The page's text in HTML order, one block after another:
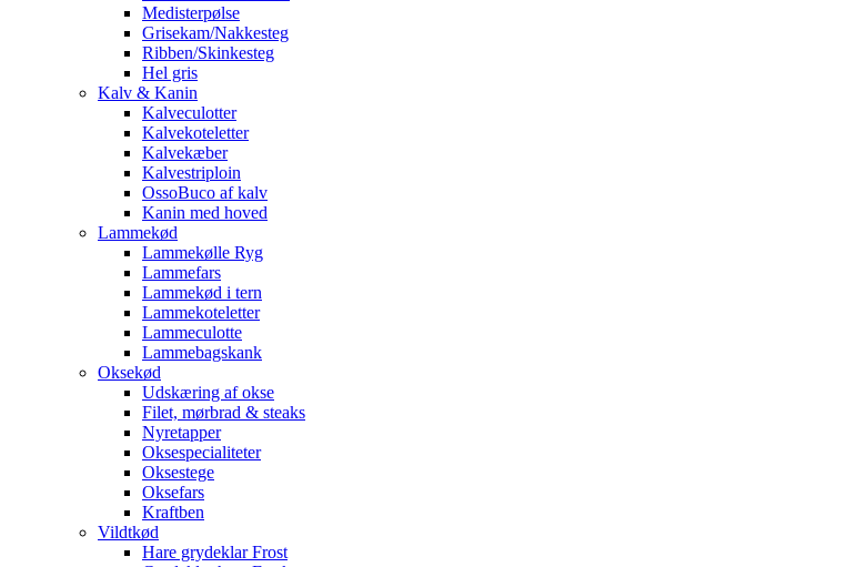
Medisterpølse
Grisekam/Nakkesteg
Ribben/Skinkesteg
Hel gris
Kalv & Kanin
Kalveculotter
Kalvekoteletter
Kalvekæber
Kalvestriploin
OssoBuco af kalv
Kanin med hoved
Lammekød
Lammekølle Ryg
Lammefars
Lammekød i tern
Lammekoteletter
Lammeculotte
Lammebagskank
Oksekød
Udskæring af okse
Filet, mørbrad & steaks
Nyretapper
Oksespecialiteter
Oksestege
Oksefars
Kraftben
Vildtkød
Hare grydeklar Frost